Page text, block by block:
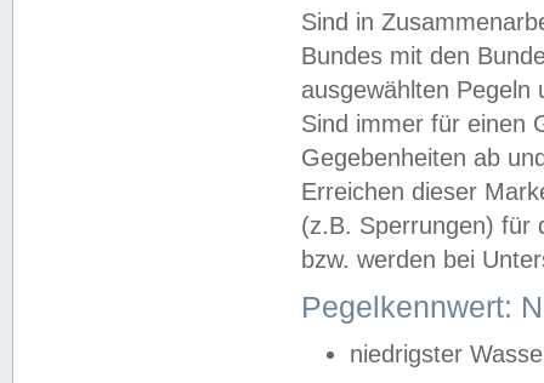
Sind in
Bundes mit den
ausgewählten
Sind immer für einen
Gegebenheiten ab
Erreichen dieser
(z.B. Sperrungen) für
bzw. werden bei
Pegelkennwert:
niedrigster